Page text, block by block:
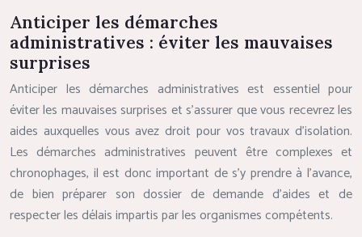
Anticiper les démarches
administratives : éviter les mauvaises
surprises
Anticiper les démarches administratives est essentiel pour
éviter les mauvaises surprises et s’assurer que vous recevrez les
aides auxquelles vous avez droit pour vos travaux d’isolation.
Les démarches administratives peuvent être complexes et
chronophages, il est donc important de s’y prendre à l’avance,
de bien préparer son dossier de demande d’aides et de
respecter les délais impartis par les organismes compétents.